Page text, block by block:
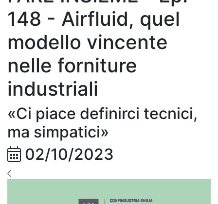
148 - Airfluid, quel
modello vincente
nelle forniture
industriali
«Ci piace definirci tecnici,
ma simpatici»
02/10/2023